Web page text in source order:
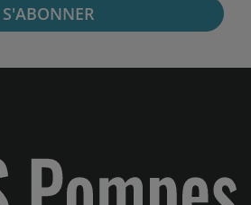
S'ABONNER